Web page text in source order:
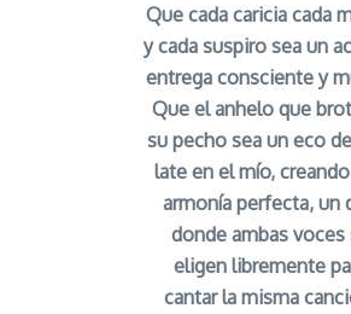
Que cada caricia cada
y cada suspiro sea un
entrega consciente y
Que el anhelo que
su pecho sea un eco
late en el mío,
armonía perfecta, un
donde ambas voces
eligen libremente
cantar la misma